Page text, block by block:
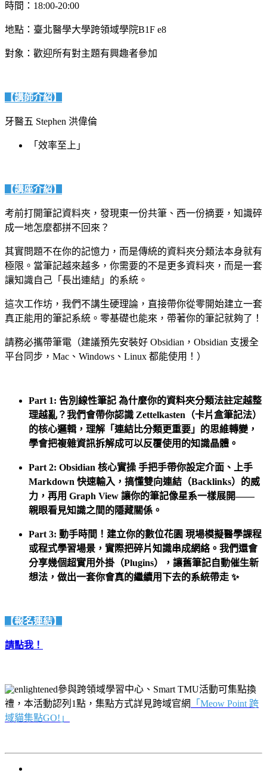
時間：18:00-20:00
地點：臺北醫學大學跨領域學院B1F e8
對象：歡迎所有對主題有興趣者參加
【講師介紹】
牙醫五 Stephen 洪偉倫
「效率至上」
【講座介紹】
考前打開筆記資料夾，發現東一份共筆、西一份摘要，知識碎
成一地怎麼都拼不回來？
其實問題不在你的記憶力，而是傳統的資料夾分類法本身就有
極限。當筆記越來越多，你需要的不是更多資料夾，而是一套
讓知識自己「長出連結」的系統。
這次工作坊，我們不講生硬理論，直接帶你從零開始建立一套
真正能用的筆記系統。零基礎也能來，帶著你的筆記就夠了！
請務必攜帶筆電（建議預先安裝好 Obsidian，Obsidian 支援全
平台同步，Mac、Windows、Linux 都能使用！）
Part 1: 告別線性筆記 為什麼你的資料夾分類法註定越整
理越亂？我們會帶你認識 Zettelkasten（卡片盒筆記法）
的核心邏輯，理解「連結比分類更重要」的思維轉變，
學會把複雜資訊拆解成可以反覆使用的知識晶體。
Part 2: Obsidian 核心實操 手把手帶你設定介面、上手
Markdown 快速輸入，搞懂雙向連結（Backlinks）的威
力，再用 Graph View 讓你的筆記像星系一樣展開——
親眼看見知識之間的隱藏關係。
Part 3: 動手時間！建立你的數位花園 現場模擬醫學課程
或程式學習場景，實際把碎片知識串成網絡。我們還會
分享幾個超實用外掛（Plugins），讓舊筆記自動催生新
想法，做出一套你會真的繼續用下去的系統帶走 ✨
【報名連結】
請點我！
參與跨領域學習中心、Smart TMU活動可集點換
禮，本活動認列1點，集點方式詳見跨域官網
「 Meow Point 跨
域貓集點GO!」